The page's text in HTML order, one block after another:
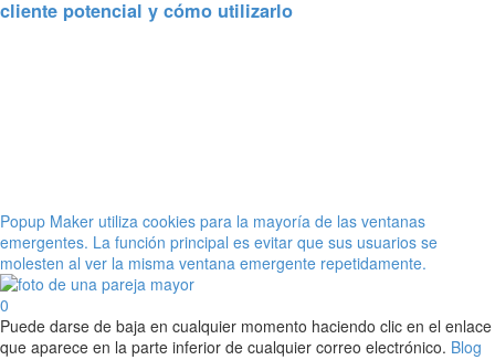
cliente potencial y cómo utilizarlo
Popup Maker utiliza cookies para la mayoría de las ventanas
emergentes. La función principal es evitar que sus usuarios se
molesten al ver la misma ventana emergente repetidamente.
0
Puede darse de baja en cualquier momento haciendo clic en el enlace
que aparece en la parte inferior de cualquier correo electrónico. Blog